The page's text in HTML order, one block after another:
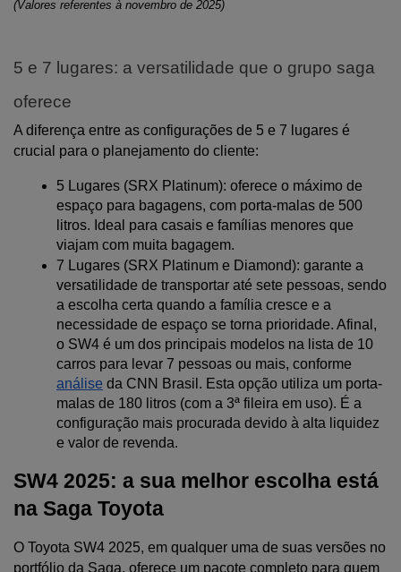
(Valores referentes à novembro de 2025)
5 e 7 lugares: a versatilidade que o grupo saga
oferece
A diferença entre as configurações de 5 e 7 lugares é
crucial para o planejamento do cliente:
5 Lugares (SRX Platinum): oferece o máximo de
espaço para bagagens, com porta-malas de 500
litros. Ideal para casais e famílias menores que
viajam com muita bagagem.
7 Lugares (SRX Platinum e Diamond): garante a
versatilidade de transportar até sete pessoas, sendo
a escolha certa quando a família cresce e a
necessidade de espaço se torna prioridade. Afinal,
o SW4 é um dos principais modelos na lista de 10
análise da CNN Brasil. Esta opção utiliza um porta-
malas de 180 litros (com a 3ª fileira em uso). É a
configuração mais procurada devido à alta liquidez
e valor de revenda.
SW4 2025: a sua melhor escolha está
na Saga Toyota
O Toyota SW4 2025, em qualquer uma de suas versões no
portfólio da Saga, oferece um pacote completo para quem